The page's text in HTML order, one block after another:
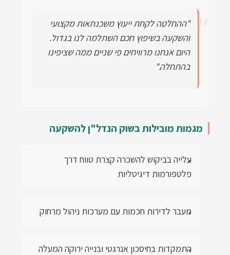
"ההחלטה לקחת ייעוץ משכנתאות מקצועי
והשקעה בשיפוץ חכם השתלמה לנו בגדול.
היום אנחנו מרוויחים פי שניים ממה שציפינו
בהתחלה."
מגמות מובילות בשוק הנדל"ן להשקעה
עלייה בביקוש להשכרה קצרת טווח דרך
פלטפורמות דיגיטליות
מעבר לדירות חכמות עם מערכות ניהול מרחוק
התמקדות בחיסכון אנרגטי ובנייה ירוקה המעלה